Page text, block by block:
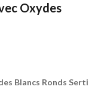
Oxydes
Blancs Ronds Serti